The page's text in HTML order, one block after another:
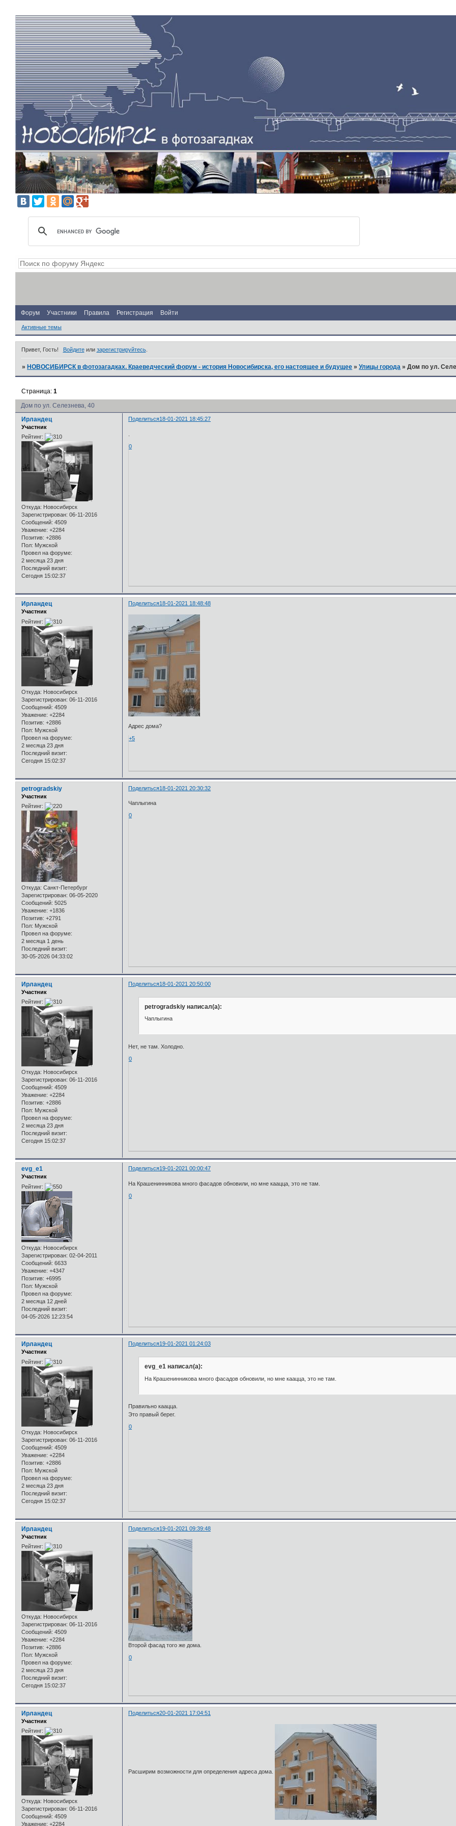
Форум Участники Правила Регистрация Войти
Активные темы
Привет, Гость! Войдитеили зарегистрируйтесь.
»НОВОСИБИРСК в фотозагадках. Краеведческий форум - история Новосибирска, его настоящее и будущее »Улицы города »Дом по ул.
Дом по ул. Селезнева, 40
Страница:1
Поделиться18-01-2021 18:45:27
Ирландец
Участник
Рейтинг:
Откуда: Новосибирск
Зарегистрирован: 06-11-2016
Сообщений: 4509
Уважение: +2284
Позитив: +2886
Пол: Мужской
Провел на форуме:
2 месяца 23 дня
Последний визит:
Сегодня 15:02:37
0
Поделиться18-01-2021 18:48:48
Ирландец
Участник
Рейтинг:
Откуда: Новосибирск
Зарегистрирован: 06-11-2016
Сообщений: 4509
Уважение: +2284
Позитив: +2886
Пол: Мужской
Провел на форуме:
2 месяца 23 дня
Последний визит:
Сегодня 15:02:37
Адрес дома?
+5
Поделиться18-01-2021 20:30:32
petrogradskiy
Участник
Рейтинг:
Откуда: Санкт-Петербург
Зарегистрирован: 06-05-2020
Сообщений: 5025
Уважение: +1836
Позитив: +2791
Пол: Мужской
Провел на форуме:
2 месяца 1 день
Последний визит:
30-05-2026 04:33:02
Чаплыгина
0
Поделиться18-01-2021 20:50:00
Ирландец
Участник
Рейтинг:
Откуда: Новосибирск
Зарегистрирован: 06-11-2016
Сообщений: 4509
Уважение: +2284
Позитив: +2886
Пол: Мужской
Провел на форуме:
2 месяца 23 дня
Последний визит:
Сегодня 15:02:37
petrogradskiy написал(а):
Чаплыгина
Нет, не там. Холодно.
0
Поделиться19-01-2021 00:00:47
evg_e1
Участник
Рейтинг:
Откуда: Новосибирск
Зарегистрирован: 02-04-2011
Сообщений: 6633
Уважение: +4347
Позитив: +6995
Пол: Мужской
Провел на форуме:
2 месяца 12 дней
Последний визит:
04-05-2026 12:23:54
На Крашенинникова много фасадов обновили, но мне каацца, это не там.
0
Поделиться19-01-2021 01:24:03
Ирландец
Участник
Рейтинг:
Откуда: Новосибирск
Зарегистрирован: 06-11-2016
Сообщений: 4509
Уважение: +2284
Позитив: +2886
Пол: Мужской
Провел на форуме:
2 месяца 23 дня
Последний визит:
Сегодня 15:02:37
evg_e1 написал(а):
На Крашенинникова много фасадов обновили, но мне каацца, это не там.
Правильно каацца.
Это правый берег.
0
Поделиться19-01-2021 09:39:48
Ирландец
Участник
Рейтинг:
Откуда: Новосибирск
Зарегистрирован: 06-11-2016
Сообщений: 4509
Уважение: +2284
Позитив: +2886
Пол: Мужской
Провел на форуме:
2 месяца 23 дня
Последний визит:
Сегодня 15:02:37
Второй фасад того же дома.
0
Поделиться20-01-2021 17:04:51
Ирландец
Участник
Рейтинг:
Откуда: Новосибирск
Зарегистрирован: 06-11-2016
Сообщений: 4509
Уважение: +2284
Расширим возможности для определения адреса дома.